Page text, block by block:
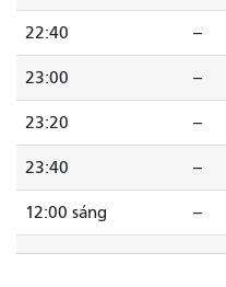
22:40 --
23:00 --
23:20 --
23:40 --
12:00 sáng --